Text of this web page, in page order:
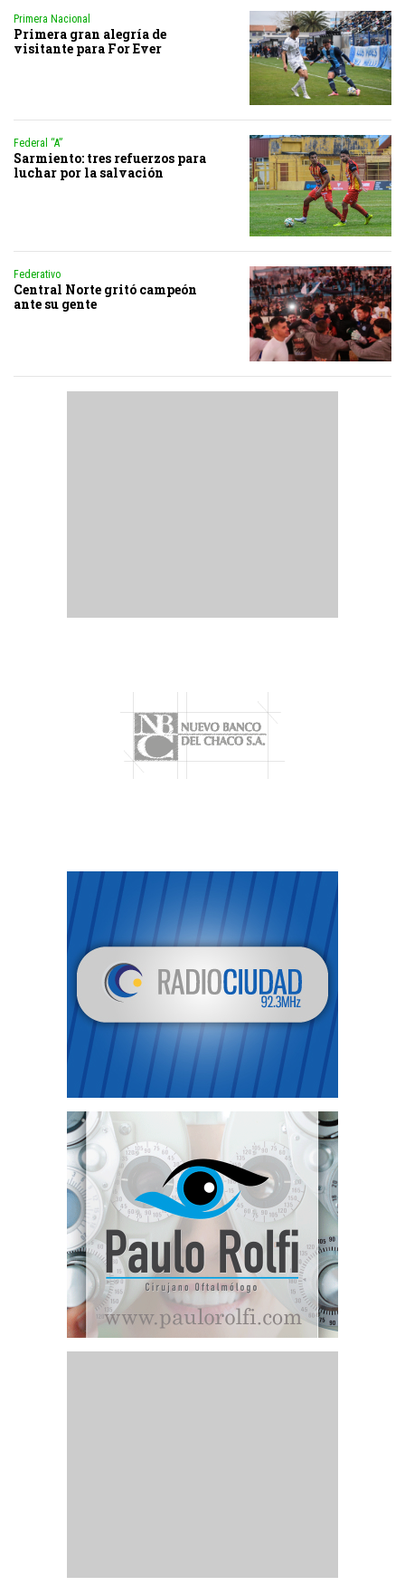
Primera Nacional
Primera gran alegría de
visitante para For Ever
Federal “A”
Sarmiento: tres refuerzos para
luchar por la salvación
Federativo
Central Norte gritó campeón
ante su gente